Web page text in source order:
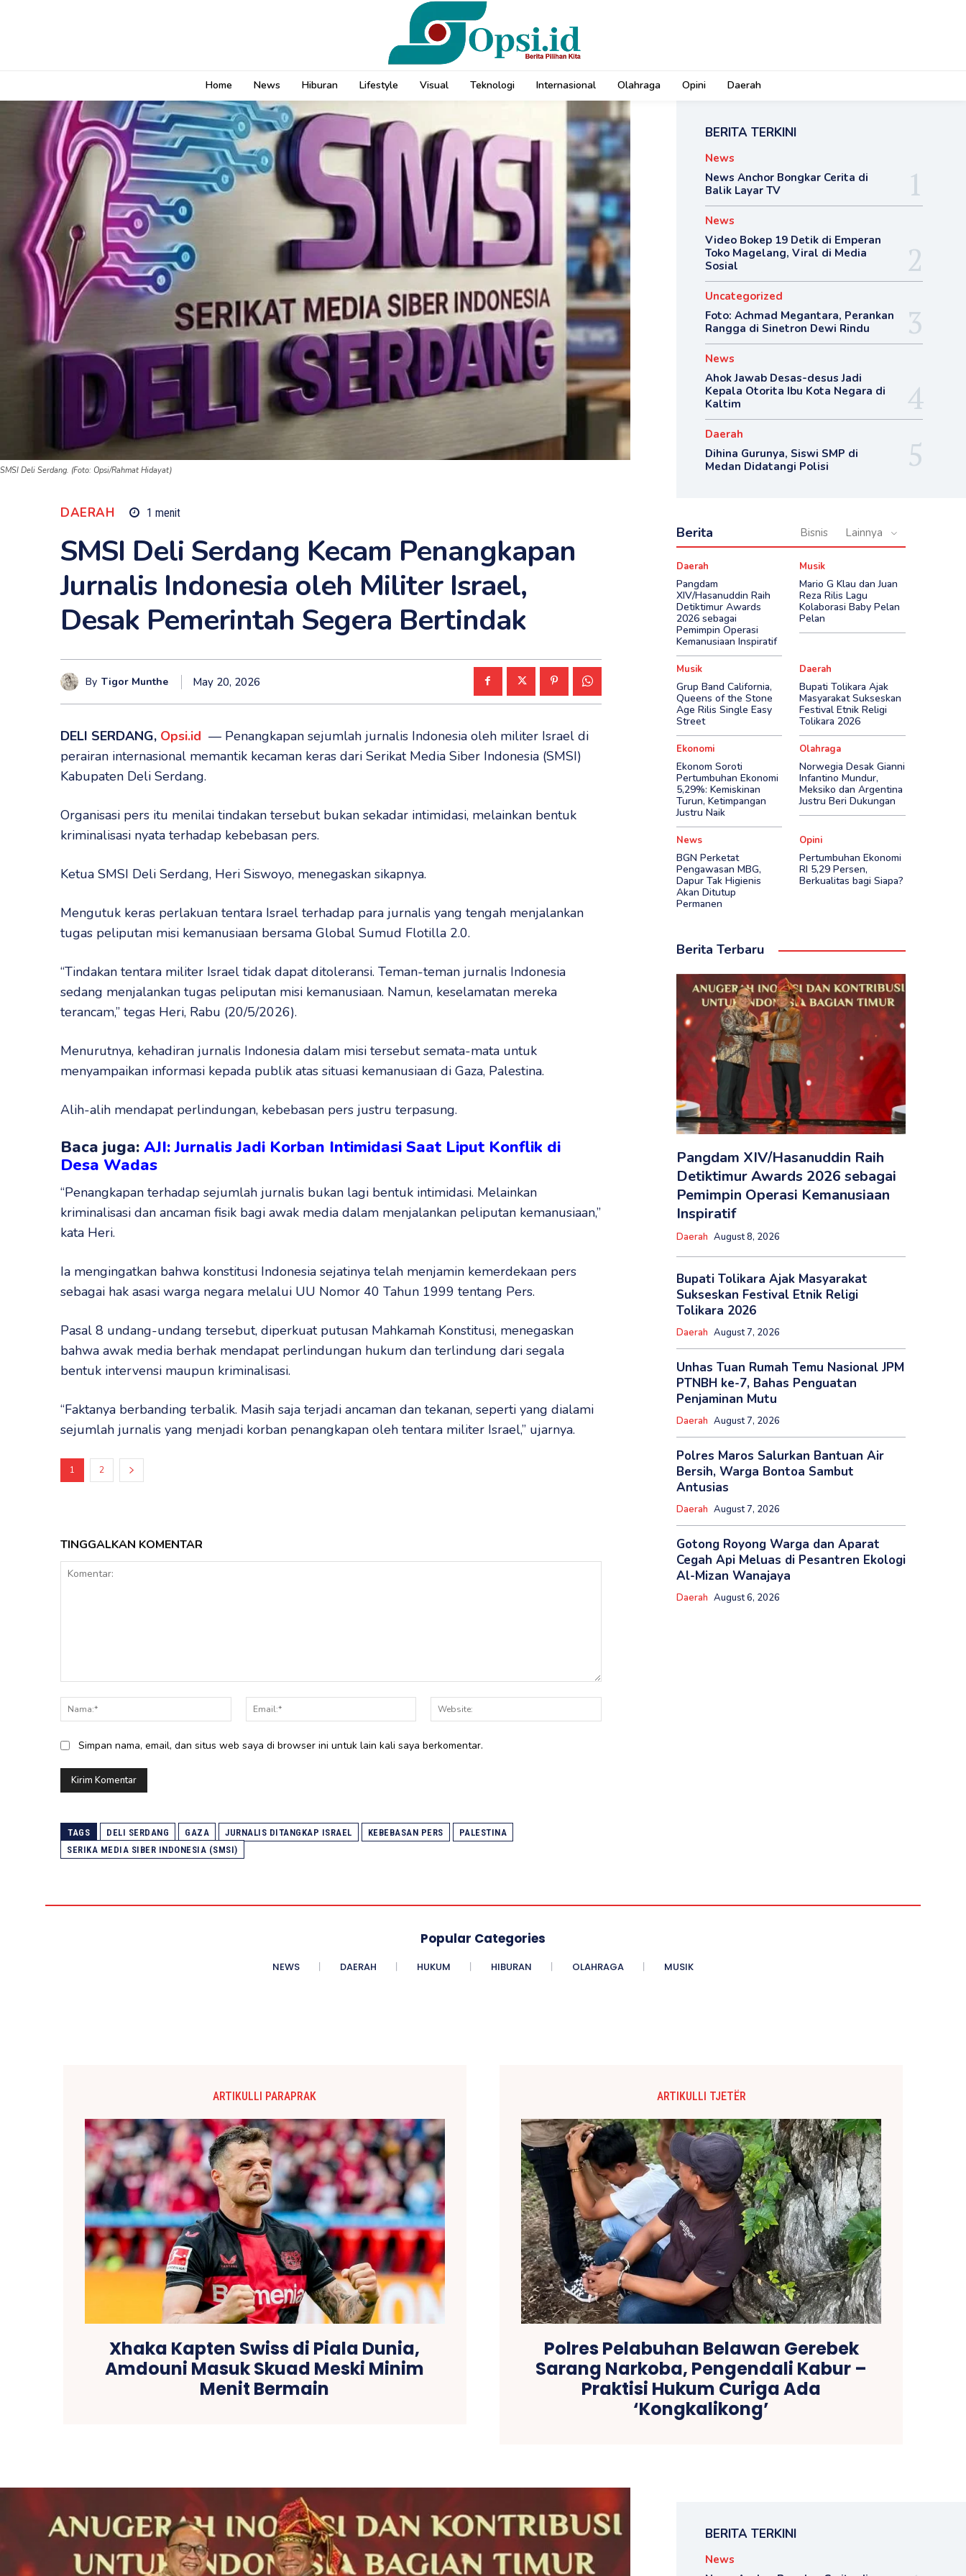
Home News Hiburan Lifestyle Visual Teknologi Internasional Olahraga Opini Daerah
SMSI Deli Serdang. (Foto: Opsi/Rahmat Hidayat)
DAERAH 1 menit
SMSI Deli Serdang Kecam Penangkapan
Jurnalis Indonesia oleh Militer Israel,
Desak Pemerintah Segera Bertindak
By Tigor Munthe May 20, 2026
DELI SERDANG, Opsi.id — Penangkapan sejumlah jurnalis Indonesia oleh militer Israel di
perairan internasional memantik kecaman keras dari Serikat Media Siber Indonesia (SMSI)
Kabupaten Deli Serdang.
Organisasi pers itu menilai tindakan tersebut bukan sekadar intimidasi, melainkan bentuk
kriminalisasi nyata terhadap kebebasan pers.
Ketua SMSI Deli Serdang, Heri Siswoyo, menegaskan sikapnya.
Mengutuk keras perlakuan tentara Israel terhadap para jurnalis yang tengah menjalankan
tugas peliputan misi kemanusiaan bersama Global Sumud Flotilla 2.0.
“Tindakan tentara militer Israel tidak dapat ditoleransi. Teman-teman jurnalis Indonesia
sedang menjalankan tugas peliputan misi kemanusiaan. Namun, keselamatan mereka
terancam,” tegas Heri, Rabu (20/5/2026).
Menurutnya, kehadiran jurnalis Indonesia dalam misi tersebut semata-mata untuk
menyampaikan informasi kepada publik atas situasi kemanusiaan di Gaza, Palestina.
Alih-alih mendapat perlindungan, kebebasan pers justru terpasung.
Baca juga: AJI: Jurnalis Jadi Korban Intimidasi Saat Liput Konflik di
Desa Wadas
“Penangkapan terhadap sejumlah jurnalis bukan lagi bentuk intimidasi. Melainkan
kriminalisasi dan ancaman fisik bagi awak media dalam menjalankan peliputan kemanusiaan,”
kata Heri.
Ia mengingatkan bahwa konstitusi Indonesia sejatinya telah menjamin kemerdekaan pers
sebagai hak asasi warga negara melalui UU Nomor 40 Tahun 1999 tentang Pers.
Pasal 8 undang-undang tersebut, diperkuat putusan Mahkamah Konstitusi, menegaskan
bahwa awak media berhak mendapat perlindungan hukum dan terlindung dari segala
bentuk intervensi maupun kriminalisasi.
“Faktanya berbanding terbalik. Masih saja terjadi ancaman dan tekanan, seperti yang dialami
sejumlah jurnalis yang menjadi korban penangkapan oleh tentara militer Israel,” ujarnya.
1 2
TINGGALKAN KOMENTAR
Nama:*
Email:*
Simpan nama, email, dan situs web saya di browser ini untuk lain kali saya berkomentar.
TAGS DELI SERDANG GAZA JURNALIS DITANGKAP ISRAEL KEBEBASAN PERS
PALESTINA
SERIKA MEDIA SIBER INDONESIA (SMSI)
BERITA TERKINI
News
News Anchor Bongkar Cerita di
Balik Layar TV
News
Video Bokep 19 Detik di Emperan
Toko Magelang, Viral di Media
Sosial
Uncategorized
Foto: Achmad Megantara, Perankan
Rangga di Sinetron Dewi Rindu
News
Ahok Jawab Desas-desus Jadi
Kepala Otorita Ibu Kota Negara di
Kaltim
Daerah
Dihina Gurunya, Siswi SMP di
Medan Didatangi Polisi
Berita Bisnis Lainnya
Daerah
Pangdam
XIV/Hasanuddin Raih
Detiktimur Awards
2026 sebagai
Pemimpin Operasi
Kemanusiaan Inspiratif
Musik
Mario G Klau dan Juan
Reza Rilis Lagu
Kolaborasi Baby Pelan
Pelan
Musik
Grup Band California,
Queens of the Stone
Age Rilis Single Easy
Street
Daerah
Bupati Tolikara Ajak
Masyarakat Sukseskan
Festival Etnik Religi
Tolikara 2026
Ekonomi
Ekonom Soroti
Pertumbuhan Ekonomi
5,29%: Kemiskinan
Turun, Ketimpangan
Justru Naik
Olahraga
Norwegia Desak Gianni
Infantino Mundur,
Meksiko dan Argentina
Justru Beri Dukungan
News
BGN Perketat
Pengawasan MBG,
Dapur Tak Higienis
Akan Ditutup
Permanen
Opini
Pertumbuhan Ekonomi
RI 5,29 Persen,
Berkualitas bagi Siapa?
Berita Terbaru
Pangdam XIV/Hasanuddin Raih
Detiktimur Awards 2026 sebagai
Pemimpin Operasi Kemanusiaan
Inspiratif
Daerah August 8, 2026
Bupati Tolikara Ajak Masyarakat
Sukseskan Festival Etnik Religi
Tolikara 2026
Daerah August 7, 2026
Unhas Tuan Rumah Temu Nasional JPM
PTNBH ke-7, Bahas Penguatan
Penjaminan Mutu
Daerah August 7, 2026
Polres Maros Salurkan Bantuan Air
Bersih, Warga Bontoa Sambut
Antusias
Daerah August 7, 2026
Gotong Royong Warga dan Aparat
Cegah Api Meluas di Pesantren Ekologi
Al-Mizan Wanajaya
Daerah August 6, 2026
Popular Categories
NEWS DAERAH HUKUM HIBURAN OLAHRAGA MUSIK
ARTIKULLI PARAPRAK
Xhaka Kapten Swiss di Piala Dunia,
Amdouni Masuk Skuad Meski Minim
Menit Bermain
ARTIKULLI TJETËR
Polres Pelabuhan Belawan Gerebek
Sarang Narkoba, Pengendali Kabur –
Praktisi Hukum Curiga Ada
‘Kongkalikong’